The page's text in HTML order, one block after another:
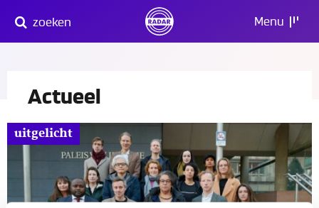
naar
content
zoeken Menu
Actueel
uitgelicht